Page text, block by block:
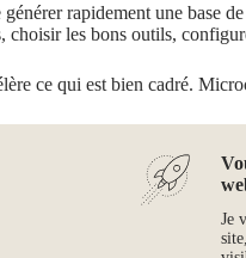
rapidement une base
choisir les bons outils,
ce qui est bien cadré.
Je